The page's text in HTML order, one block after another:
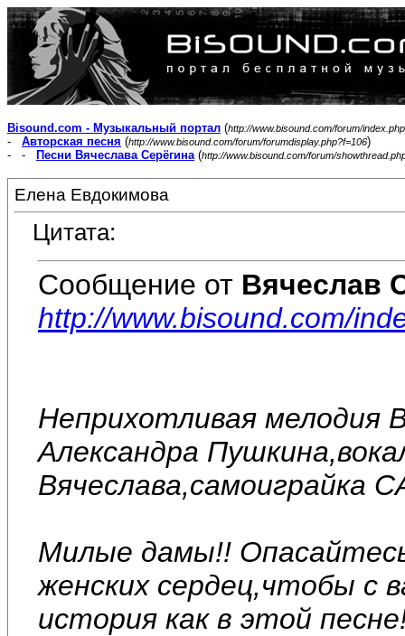
Bisound.com - Музыкальный портал (http://www.bisound.com/forum/index.php
- Авторская песня (http://www.bisound.com/forum/forumdisplay.php?f=106)
- -
Песни Вячеслава Серёгина(http://www.bisound.com/forum/
Елена Евдокимова
Цитата:
Сообщение от Вячеслав
http://www.bisound.com/
Неприхотливая мелодия
Александра
Вячеслава,самоиграйка
Милые дамы!!
женских сердец,чтобы с
история как в этой